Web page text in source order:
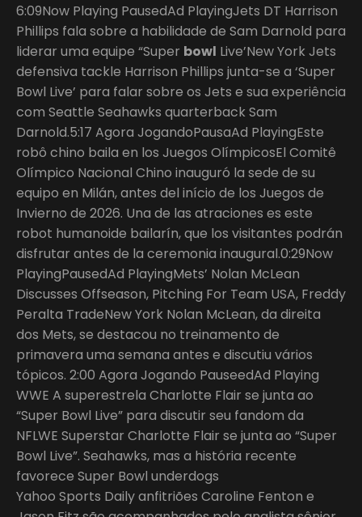
6:09Now Playing PausedAd PlayingJets DT Harrison
Phillips fala sobre a habilidade de Sam Darnold para
liderar uma equipe “Super bowl Live’New York Jets
defensiva tackle Harrison Phillips junta-se a ‘Super
Bowl Live’ para falar sobre os Jets e sua experiência
com Seattle Seahawks quarterback Sam
Darnold.5:17 Agora JogandoPausaAd PlayingEste
robô chino baila en los Juegos OlímpicosEl Comitê
Olímpico Nacional Chino inauguró la sede de su
equipo en Milán, antes del início de los Juegos de
Invierno de 2026. Una de las atraciones es este
robot humanoide bailarín, que los visitantes podrán
disfrutar antes de la ceremonia inaugural.0:29Now
PlayingPausedAd PlayingMets’ Nolan McLean
Discusses Offseason, Pitching For Team USA, Freddy
Peralta TradeNew York Nolan McLean, da direita
dos Mets, se destacou no treinamento de
primavera uma semana antes e discutiu vários
tópicos. 2:00 Agora Jogando PauseedAd Playing
WWE A superestrela Charlotte Flair se junta ao
“Super Bowl Live” para discutir seu fandom da
NFLWE Superstar Charlotte Flair se junta ao “Super
Bowl Live”. Seahawks, mas a história recente
favorece Super Bowl underdogs
Yahoo Sports Daily anfitriões Caroline Fenton e